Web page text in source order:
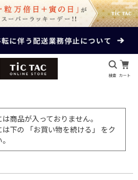
検索 カート
商品が入っておりません。
下の 「お買い物を続ける」 をク